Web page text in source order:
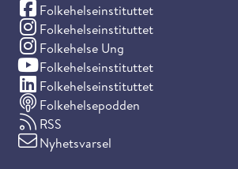
Folkehelseinstituttet
(Facebook)
Folkehelseinstituttet
(Instagram)
Folkehelse Ung
(Instagram)
Folkehelseinstituttet
(YouTube)
Folkehelseinstituttet
(LinkedIn)
Folkehelsepodden
RSS
Nyhetsvarsel